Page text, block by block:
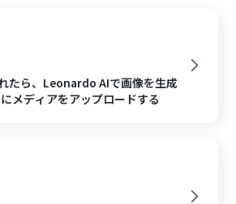
たら、Leonardo AIで画像を生成
メディアをアップロードする